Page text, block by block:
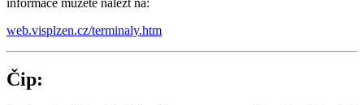
informace můžete nalézt na:
web.visplzen.cz/terminaly.htm
Čip: